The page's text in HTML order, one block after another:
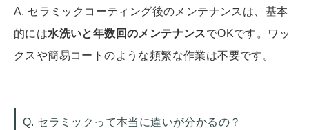
A. セラミックコーティング後のメンテナンスは、基本
的には水洗いと年数回のメンテナンスでOKです。ワッ
クスや簡易コートのような頻繁な作業は不要です。
Q. セラミックって本当に違いが分かるの？